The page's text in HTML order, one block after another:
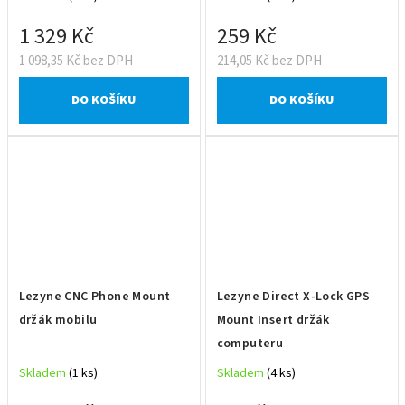
1 098,35 Kč bez DPH
1 329 Kč
DO KOŠÍKU
214,05 Kč bez DPH
259 Kč
DO KOŠÍKU
Lezyne CNC Phone Mount
držák mobilu
Skladem (1 ks)
Lezyne Direct X-Lock GPS
Mount Insert držák
computeru
Skladem (4 ks)